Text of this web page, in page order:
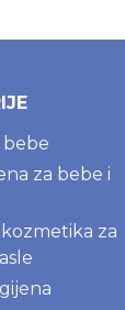
bebe
za bebe i
za